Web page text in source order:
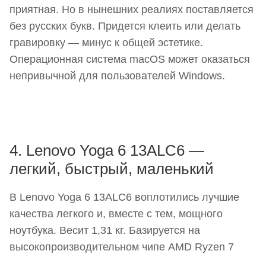
приятная. Но в нынешних реалиях поставляется
без русских букв. Придется клеить или делать
гравировку — минус к общей эстетике.
Операционная система macOS может оказаться
непривычной для пользователей Windows.
4. Lenovo Yoga 6 13ALC6 —
легкий, быстрый, маленький
В Lenovo Yoga 6 13ALC6 воплотились лучшие
качества легкого и, вместе с тем, мощного
ноутбука. Весит 1,31 кг. Базируется на
высокопроизводительном чипе AMD Ryzen 7